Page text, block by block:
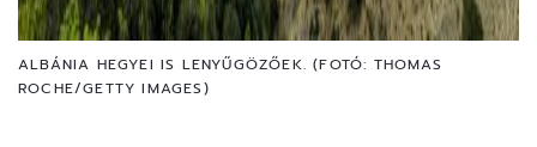
ALBÁNIA HEGYEI IS LENYŰGÖZŐEK. (FOTÓ: THOMAS
ROCHE/GETTY IMAGES)